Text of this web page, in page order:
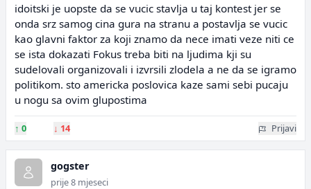
idoitski je uopste da se vucic stavlja u taj kontest jer se
onda srz samog cina gura na stranu a postavlja se vucic
kao glavni faktor za koji znamo da nece imati veze niti ce
se ista dokazati Fokus treba biti na ljudima kji su
sudelovali organizovali i izvrsili zlodela a ne da se igramo
politikom. sto americka poslovica kaze sami sebi pucaju
u nogu sa ovim glupostima
↑ 0 ↓ 14 Prijavi
gogster
prije 8 mjeseci